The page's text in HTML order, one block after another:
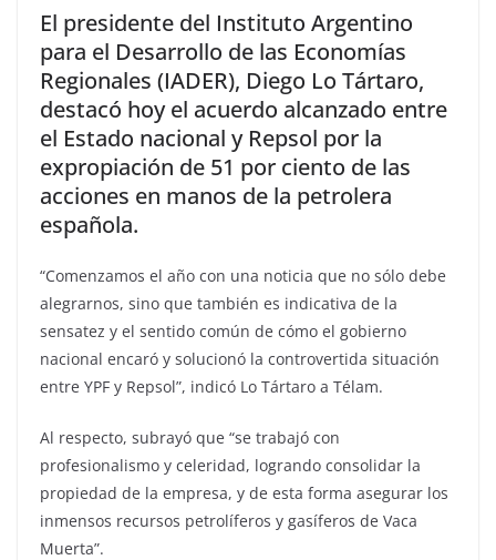
El presidente del Instituto Argentino
para el Desarrollo de las Economías
Regionales (IADER), Diego Lo Tártaro,
destacó hoy el acuerdo alcanzado entre
el Estado nacional y Repsol por la
expropiación de 51 por ciento de las
acciones en manos de la petrolera
española.
“Comenzamos el año con una noticia que no sólo debe
alegrarnos, sino que también es indicativa de la
sensatez y el sentido común de cómo el gobierno
nacional encaró y solucionó la controvertida situación
entre YPF y Repsol”, indicó Lo Tártaro a Télam.
Al respecto, subrayó que “se trabajó con
profesionalismo y celeridad, logrando consolidar la
propiedad de la empresa, y de esta forma asegurar los
inmensos recursos petrolíferos y gasíferos de Vaca
Muerta”.